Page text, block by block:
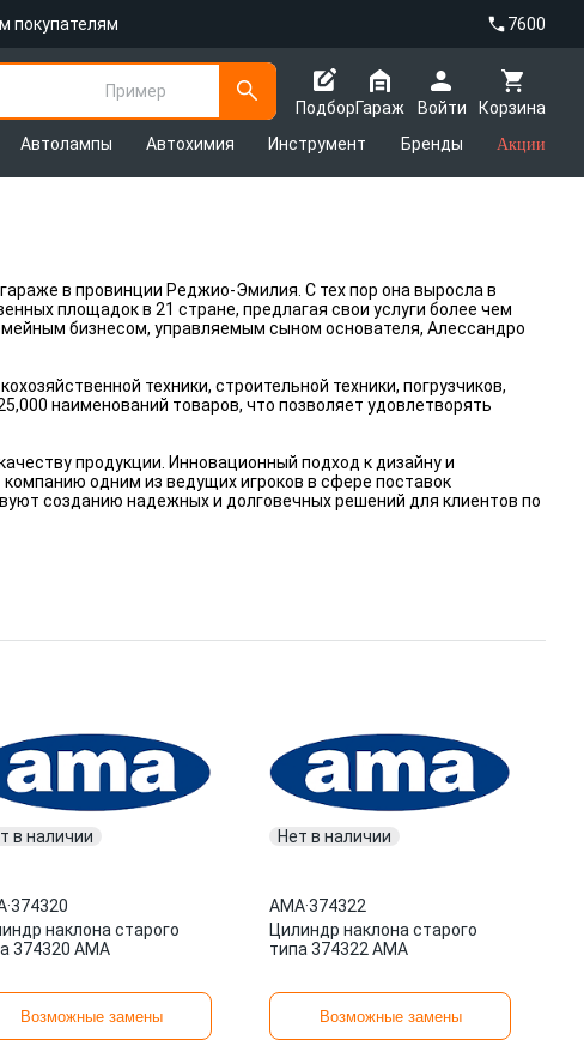
покупателям 7600
Пример
Подбор
Корзина
Гараж
Войти
Автолампы Автохимия Инструмент Бренды Акции
в провинции Реджио-Эмилия. С тех пор она выросла в
площадок в 21 стране, предлагая свои услуги более чем
бизнесом, управляемым сыном основателя, Алессандро
техники, строительной техники, погрузчиков,
наименований товаров, что позволяет удовлетворять
продукции. Инновационный подход к дизайну и
одним из ведущих игроков в сфере поставок
созданию надежных и долговечных решений для клиентов по
в наличии
·374320
наклона старого
374320 AMA
Возможные замены
Нет в наличии
AMA·374322
Цилиндр наклона старого
типа 374322 AMA
Возможные замены